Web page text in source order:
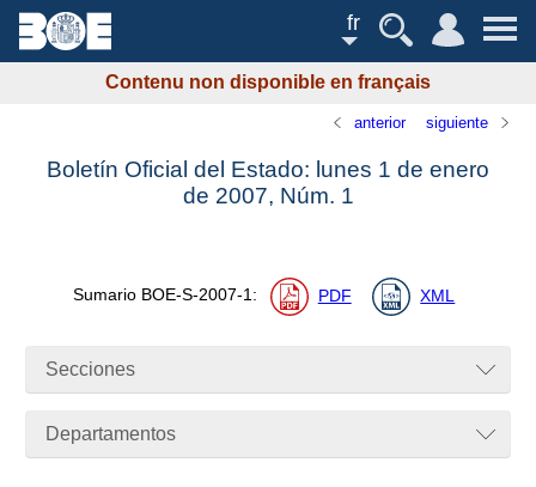
fr
Contenu non disponible en français
anterior siguiente
Boletín Oficial del Estado: lunes 1 de enero
de 2007, Núm. 1
Sumario BOE-S-2007-1: PDF XML
Secciones
Departamentos